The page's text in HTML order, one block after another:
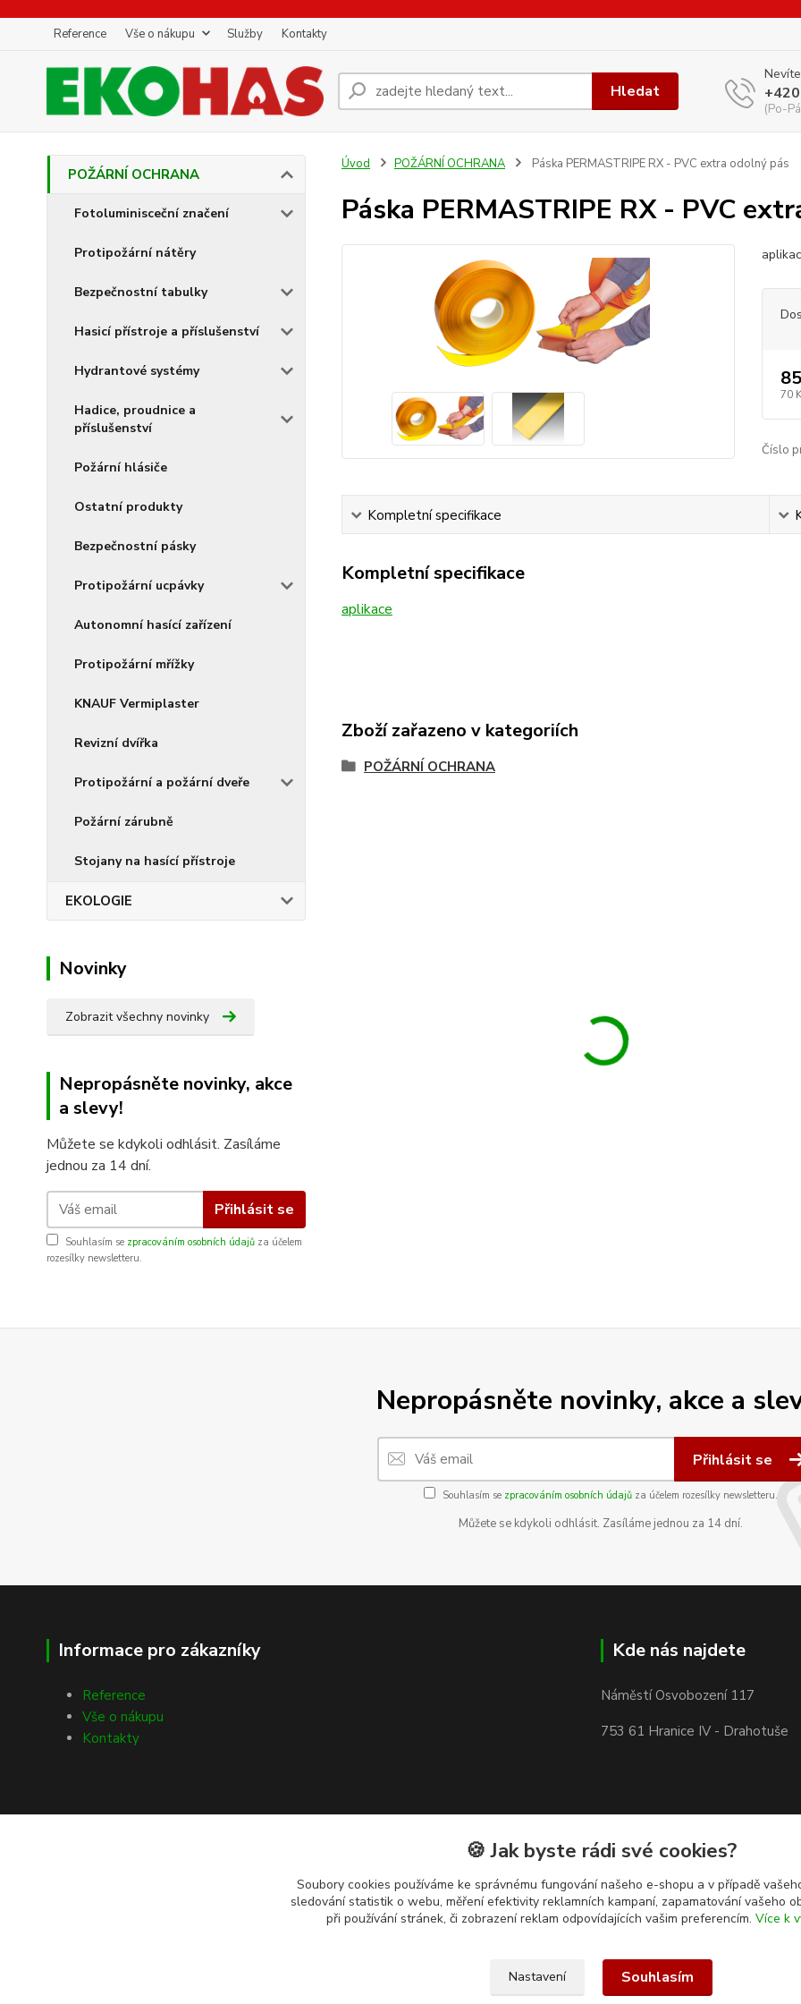
Reference Vše o nákupu Služby Kontakty
Hledat
(Po-
POŽÁRNÍ OCHRANA
Fotoluminisceční značení
Protipožární nátěry
Bezpečnostní tabulky
Hasicí přístroje a příslušenství
Hydrantové systémy
Hadice, proudnice a
příslušenství
Požární hlásiče
Ostatní produkty
Bezpečnostní pásky
Protipožární ucpávky
Autonomní hasící zařízení
Protipožární mřížky
KNAUF Vermiplaster
Revizní dvířka
Protipožární a požární dveře
Požární zárubně
Stojany na hasící přístroje
EKOLOGIE
Novinky
Zobrazit všechny novinky
Nepropásněte novinky, akce
a slevy!
Můžete se kdykoli odhlásit. Zasíláme
jednou za 14 dní.
Přihlásit se
Souhlasím se zpracováním osobních údajů za účelem
rozesílky newsletteru.
Úvod POŽÁRNÍ OCHRANA Páska PERMASTRIPE RX - PVC extra odolný pás
Páska PERMASTRIPE RX - PVC
70
Číslo
Kompletní specifikace
Kompletní specifikace
aplikace
Zboží zařazeno v kategoriích
POŽÁRNÍ OCHRANA
Nepropásněte novinky, akce a
Přihlásit se
Souhlasím se zpracováním osobních údajů za účelem rozesílky newsletteru.
Můžete se kdykoli odhlásit. Zasíláme jednou za 14 dní.
Informace pro zákazníky
Reference
Vše o nákupu
Kontakty
Kde nás najdete
Náměstí Osvobození 117
753 61 Hranice IV - Drahotuše
🍪 Jak byste rádi své cookies?
Soubory cookies používáme ke správnému fungování našeho e-shopu a v případě
sledování statistik o webu, měření efektivity reklamních kampaní, zapamatování vašeho
při používání stránek, či zobrazení reklam odpovídajících vašim preferencím. Více k
Nastavení Souhlasím